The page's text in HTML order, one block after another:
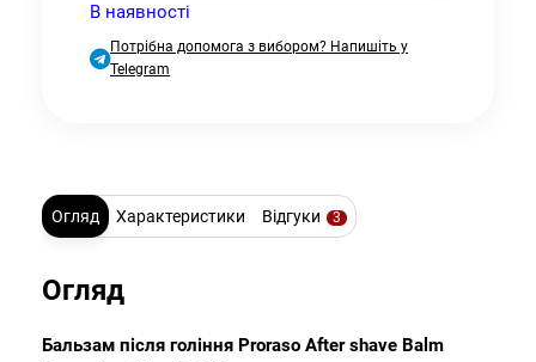
В наявності
Потрібна допомога з вибором? Напишіть у
Telegram
Огляд Характеристики Відгуки 3
Огляд
Бальзам після гоління Proraso After shave Balm